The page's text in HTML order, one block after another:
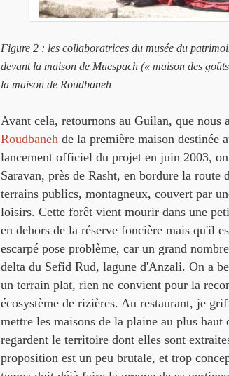
Figure 2 : les collaboratrices du musée du
devant la maison de Muespach (« maison des
la maison de Roudbaneh
Avant cela, retournons au Guilan, que nous
Roudbaneh de la première maison destinée
lancement officiel du projet en juin 2003,
Saravan, près de Rasht, en bordure la route
terrains publics, montagneux, couvert par
loisirs. Cette forêt vient mourir dans une
en dehors de la réserve foncière mais qu'il
escarpé pose problème, car un grand
delta du Sefid Rud, lagune d'Anzali. On a
un terrain plat, rien ne convient pour la
écosystème de rizières. Au restaurant, je
mettre les maisons de la plaine au plus
regardent le territoire dont elles sont
proposition est un peu brutale, et trop